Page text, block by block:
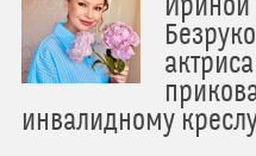
Ириной
актриса
инвалидному